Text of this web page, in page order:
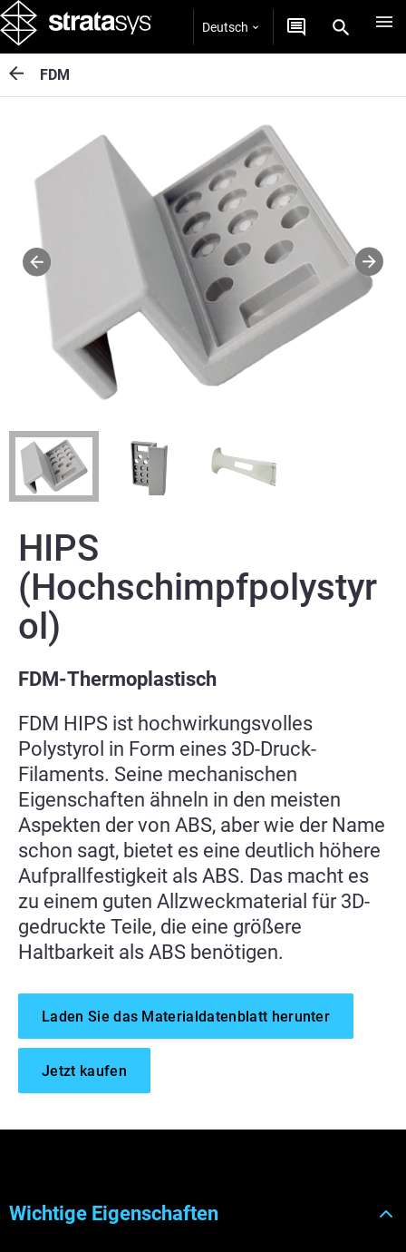
Deutsch
FDM
HIPS
(Hochschimpfpolystyr
ol)
FDM-Thermoplastisch
FDM HIPS ist hochwirkungsvolles
Polystyrol in Form eines 3D-Druck-
Filaments. Seine mechanischen
Eigenschaften ähneln in den meisten
Aspekten der von ABS, aber wie der Name
schon sagt, bietet es eine deutlich höhere
Aufprallfestigkeit als ABS. Das macht es
zu einem guten Allzweckmaterial für 3D-
gedruckte Teile, die eine größere
Haltbarkeit als ABS benötigen.
Laden Sie das Materialdatenblatt herunter
Jetzt kaufen
Wichtige Eigenschaften